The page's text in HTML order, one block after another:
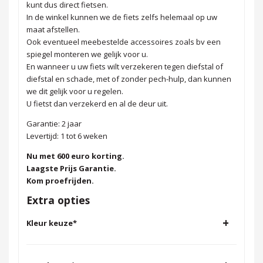
kunt dus direct fietsen.
In de winkel kunnen we de fiets zelfs helemaal op uw
maat afstellen.
Ook eventueel meebestelde accessoires zoals bv een
spiegel monteren we gelijk voor u.
En wanneer u uw fiets wilt verzekeren tegen diefstal of
diefstal en schade, met of zonder pech-hulp, dan kunnen
we dit gelijk voor u regelen.
U fietst dan verzekerd en al de deur uit.
Garantie: 2 jaar
Levertijd: 1 tot 6 weken
Nu met 600 euro korting.
Laagste Prijs Garantie.
Kom proefrijden.
Extra opties
Kleur keuze* +